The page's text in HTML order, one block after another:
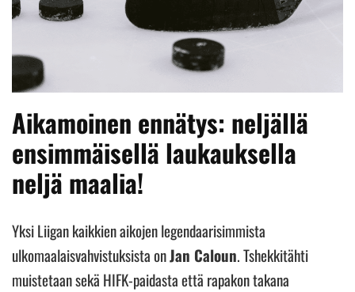
Aikamoinen ennätys: neljällä
ensimmäisellä laukauksella
neljä maalia!
Yksi Liigan kaikkien aikojen legendaarisimmista
ulkomaalaisvahvistuksista onJan Caloun. Tshekkitähti
muistetaan sekä HIFK-paidasta että rapakon takana